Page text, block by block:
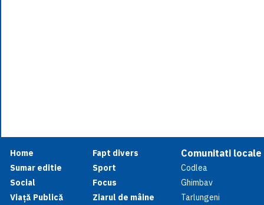
Home
Sumar editie
Social
Viață Publică
Fapt divers
Sport
Focus
Ziarul de mâine
Comunitati locale
Codlea
Ghimbav
Tarlungeni